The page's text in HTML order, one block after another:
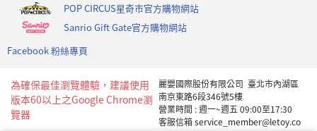
POP CIRCUS星奇市官方購物網站
Sanrio Gift Gate官方購物網站
Facebook 粉絲專頁
為確保最佳瀏覽體驗，建議使用
版本60以上之Google Chrome瀏
覽器
麗嬰國際股份有限公司 臺北市內湖區
南京東路6段346號5樓
營業時間 : 週一~週五 09:00至17:30
客服信箱 service_member@letoy.co